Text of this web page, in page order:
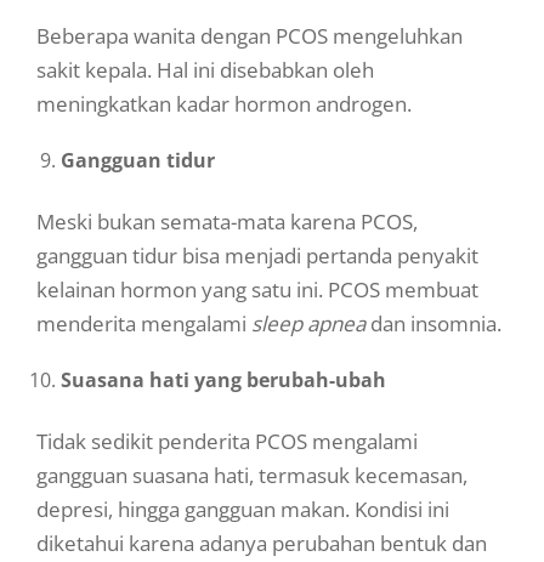
Beberapa wanita dengan PCOS mengeluhkan
sakit kepala. Hal ini disebabkan oleh
meningkatkan kadar hormon androgen.
Gangguan tidur
Meski bukan semata-mata karena PCOS,
gangguan tidur bisa menjadi pertanda penyakit
kelainan hormon yang satu ini. PCOS membuat
menderita mengalami sleep apneadan insomnia.
Suasana hati yang berubah-ubah
Tidak sedikit penderita PCOS mengalami
gangguan suasana hati, termasuk kecemasan,
depresi, hingga gangguan makan. Kondisi ini
diketahui karena adanya perubahan bentuk dan